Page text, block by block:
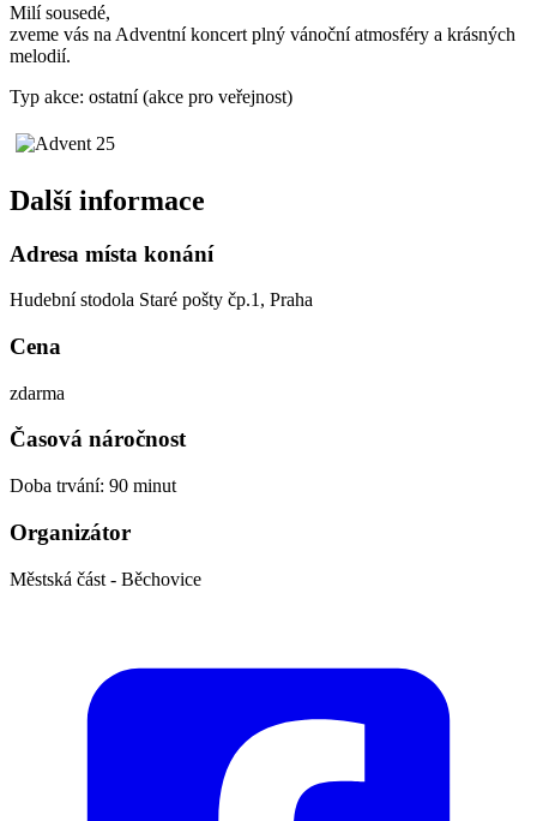
Milí sousedé,
zveme vás na Adventní koncert plný vánoční atmosféry a krásných
melodií.
Typ akce: ostatní (akce pro veřejnost)
Další informace
Adresa místa konání
Hudební stodola Staré pošty čp.1, Praha
Cena
zdarma
Časová náročnost
Doba trvání: 90 minut
Organizátor
Městská část - Běchovice